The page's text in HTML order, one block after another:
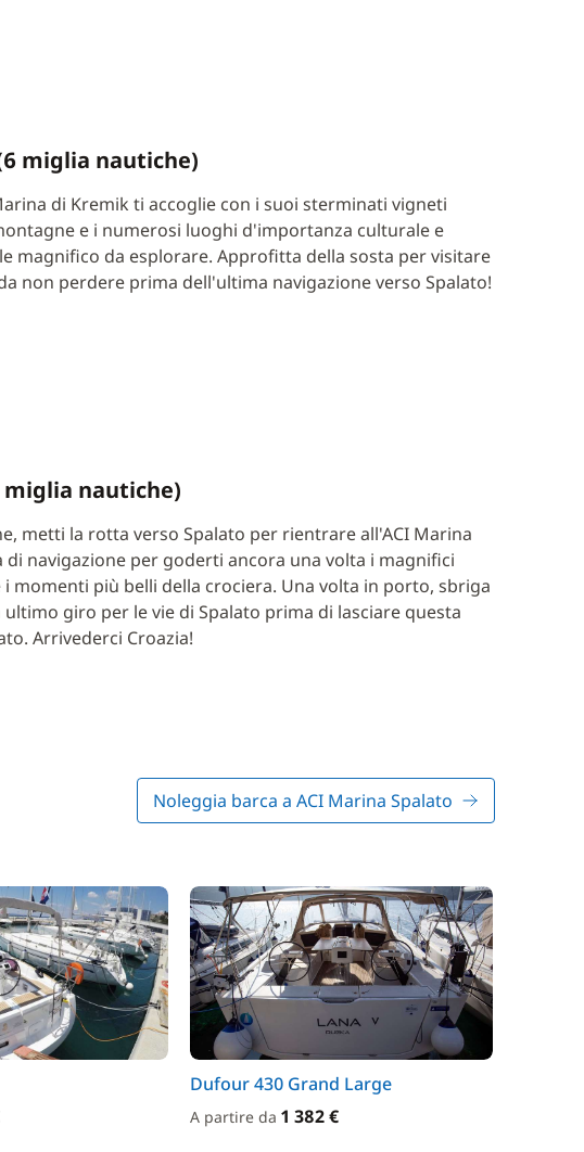
miglia nautiche)
di Kremik ti accoglie con i suoi sterminati vigneti
e i numerosi luoghi d'importanza culturale e
magnifico da esplorare. Approfitta della sosta per visitare
non perdere prima dell'ultima navigazione verso Spalato!
miglia nautiche)
metti la rotta verso Spalato per rientrare all'ACI Marina
navigazione per goderti ancora una volta i magnifici
momenti più belli della crociera. Una volta in porto, sbriga
giro per le vie di Spalato prima di lasciare questa
Arrivederci Croazia!
Noleggia barca a ACI Marina Spalato
Dufour 430 Grand Large
A partire da 1 382 €